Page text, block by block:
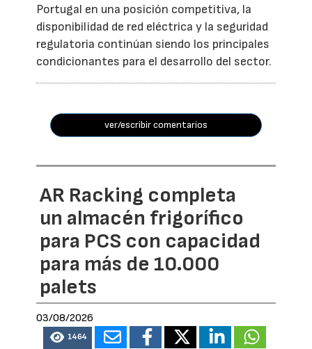
Portugal en una posición competitiva, la
disponibilidad de red eléctrica y la seguridad
regulatoria continúan siendo los principales
condicionantes para el desarrollo del sector.
ver/escribir comentarios
AR Racking completa
un almacén frigorífico
para PCS con capacidad
para más de 10.000
palets
03/08/2026
1464